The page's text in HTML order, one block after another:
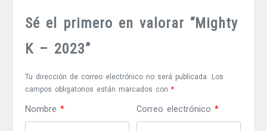
Sé el primero en valorar “Mighty
K – 2023”
Tu dirección de correo electrónico no será publicada. Los
campos obligatorios están marcados con*
Nombre* Correo electrónico*